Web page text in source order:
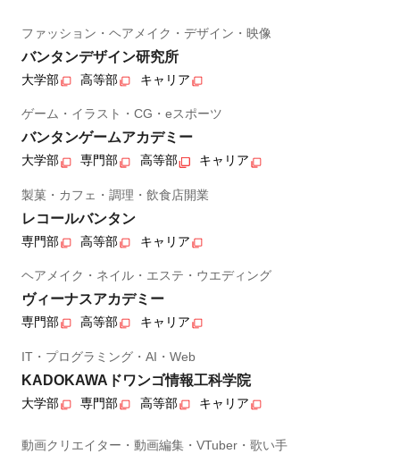
ファッション・ヘアメイク・デザイン・映像
バンタンデザイン研究所
大学部 高等部 キャリア
ゲーム・イラスト・CG・eスポーツ
バンタンゲームアカデミー
大学部 専門部 高等部 キャリア
製菓・カフェ・調理・飲食店開業
レコールバンタン
専門部 高等部 キャリア
ヘアメイク・ネイル・エステ・ウエディング
ヴィーナスアカデミー
専門部 高等部 キャリア
IT・プログラミング・AI・Web
KADOKAWAドワンゴ情報工科学院
大学部 専門部 高等部 キャリア
動画クリエイター・動画編集・VTuber・歌い手